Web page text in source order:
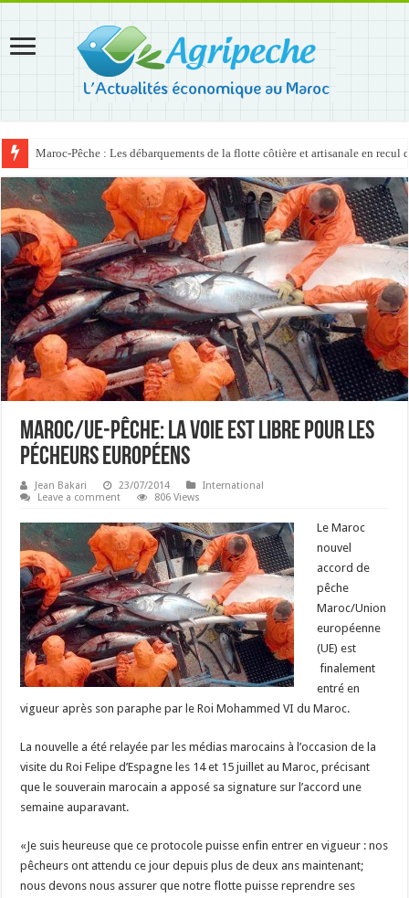
Maroc-Pêche : Les débarquements de la flotte côtière et artisanale en recul
Maroc/UE-Pêche: La voie est libre pour les
pécheurs européens
Jean Bakari 23/07/2014
International
Leave a comment
806 Views
Le Maroc
nouvel
accord de
pêche
Maroc/Union
européenne
(UE) est
finalement
entré en
vigueur après son paraphe par le Roi Mohammed VI du Maroc.
La nouvelle a été relayée par les médias marocains à l’occasion de la
visite du Roi Felipe d’Espagne les 14 et 15 juillet au Maroc, précisant
que le souverain marocain a apposé sa signature sur l’accord une
semaine auparavant.
«Je suis heureuse que ce protocole puisse enfin entrer en vigueur : nos
pêcheurs ont attendu ce jour depuis plus de deux ans maintenant;
nous devons nous assurer que notre flotte puisse reprendre ses